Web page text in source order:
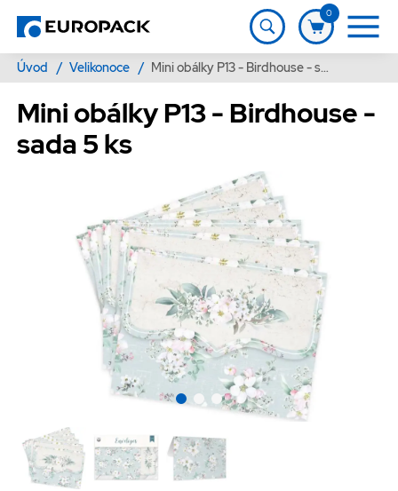
0
Úvod / Velikonoce / Mini obálky P13 - Birdhouse - sada 5 ks
Mini obálky P13 - Birdhouse -
sada 5 ks